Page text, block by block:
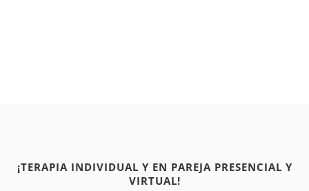
¡TERAPIA INDIVIDUAL Y EN PAREJA PRESENCIAL Y
VIRTUAL!